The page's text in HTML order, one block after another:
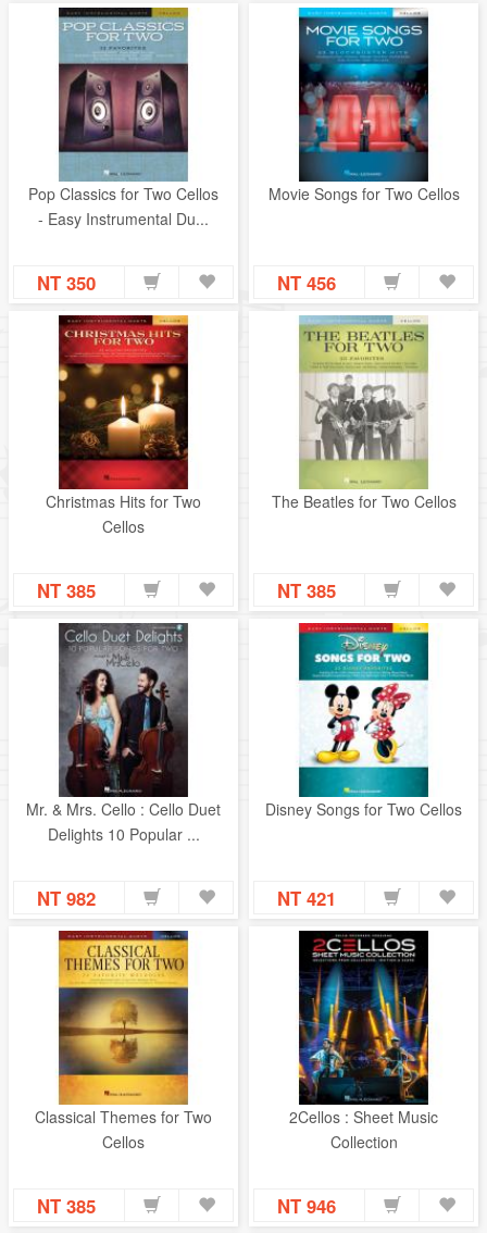
Pop Classics for Two Cellos
- Easy Instrumental Du...
NT 350
Movie Songs for Two Cellos
NT 456
Christmas Hits for Two
Cellos
NT 385
The Beatles for Two Cellos
NT 385
Mr. & Mrs. Cello : Cello Duet
Delights 10 Popular ...
NT 982
Disney Songs for Two Cellos
NT 421
Classical Themes for Two
Cellos
NT 385
2Cellos : Sheet Music
Collection
NT 946